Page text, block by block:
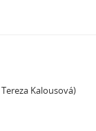
Kalousová)